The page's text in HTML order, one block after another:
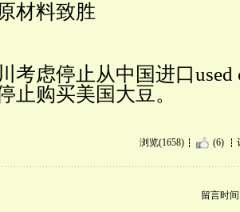
材料致胜
考虑停止从中国进口
止购买美国大豆。
浏览(1658) (6)
留言时间